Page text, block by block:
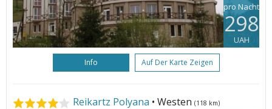
pro Nacht
298
UAH
Info Auf Der Karte Zeigen
Reikartz Polyana • Westen (118 km)